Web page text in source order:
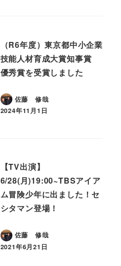
（R6年度）東京都中小企業
技能人材育成大賞知事賞
優秀賞を受賞しました
佐藤 修哉
投稿日
2024年11月1日
【TV出演】
6/28(月)19:00~TBSアイア
ム冒険少年に出ました！セ
シタマン登場！
佐藤 修哉
投稿日
2021年6月21日